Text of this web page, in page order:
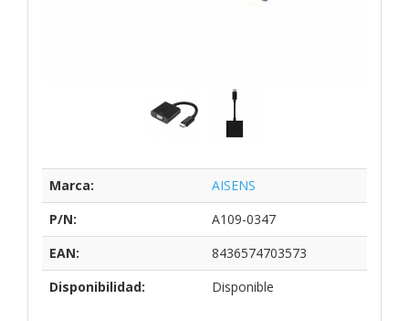
Marca:
AISENS
P/N:
A109-0347
EAN:
8436574703573
Disponibilidad:
Disponible